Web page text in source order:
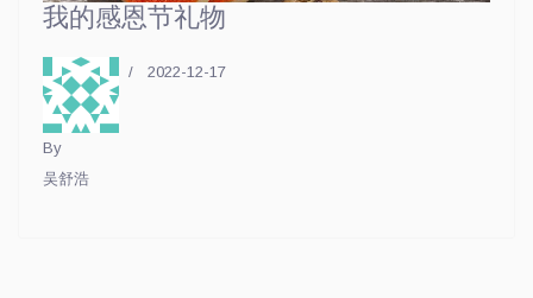
我的感恩节礼物
By
吴舒浩
2022-12-17